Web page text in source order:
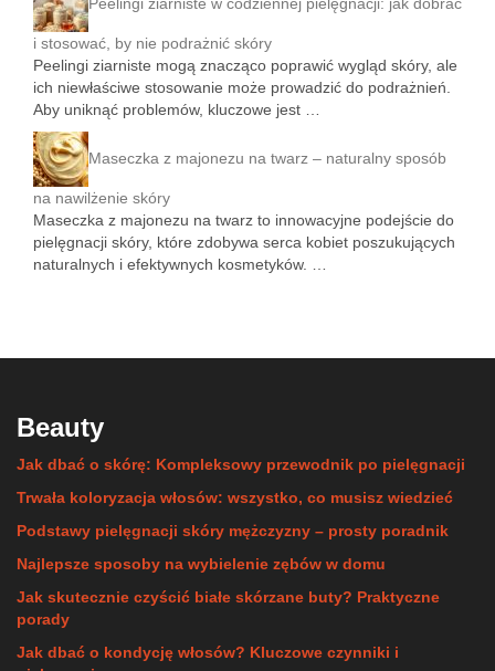
i stosować, by nie podrażnić skóry
Peelingi ziarniste mogą znacząco poprawić wygląd skóry, ale
ich niewłaściwe stosowanie może prowadzić do podrażnień.
Aby uniknąć problemów, kluczowe jest …
Maseczka z majonezu na twarz – naturalny sposób
na nawilżenie skóry
Maseczka z majonezu na twarz to innowacyjne podejście do
pielęgnacji skóry, które zdobywa serca kobiet poszukujących
naturalnych i efektywnych kosmetyków. …
Beauty
Jak dbać o skórę: Kompleksowy przewodnik po pielęgnacji
Trwała koloryzacja włosów: wszystko, co musisz wiedzieć
Podstawy pielęgnacji skóry mężczyzny – prosty poradnik
Najlepsze sposoby na wybielenie zębów w domu
Jak skutecznie czyścić białe skórzane buty? Praktyczne
porady
Jak dbać o kondycję włosów? Kluczowe czynniki i